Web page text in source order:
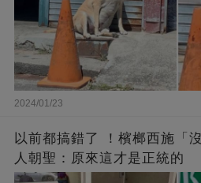
2024/01/23
以前都搞錯了 ！檳榔西施「
人朝聖：原來這才是正統的